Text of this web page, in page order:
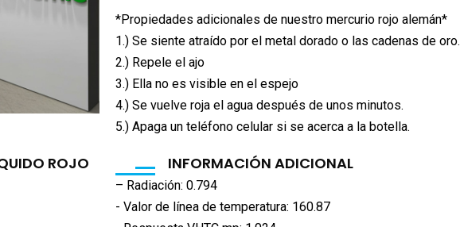
*Propiedades adicionales de nuestro mercurio rojo alemán*
1.) Se siente atraído por el metal dorado o las cadenas de oro.
2.) Repele el ajo
3.) Ella no es visible en el espejo
4.) Se vuelve roja el agua después de unos minutos.
5.) Apaga un teléfono celular si se acerca a la botella.
ROJO INFORMACIÓN ADICIONAL
– Radiación: 0.794
- Valor de línea de temperatura: 160.87